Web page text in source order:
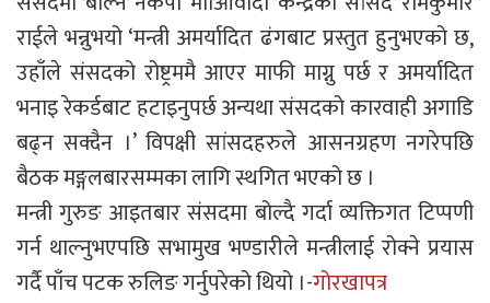
राईले भन्नुभयो ‘मन्त्री अमर्यादित ढंगबाट प्रस्तुत हुनुभएको छ,
उहाँले संसदको रोष्ट्रममै आएर माफी माग्नु पर्छ र अमर्यादित
भनाइ रेकर्डबाट हटाइनुपर्छ अन्यथा संसदको कारवाही अगाडि
बढ्न सक्दैन ।’ विपक्षी सांसदहरुले आसनग्रहण नगरेपछि
बैठक मङ्गलबारसम्मका लागि स्थगित भएको छ ।
मन्त्री गुरुङ आइतबार संसदमा बोल्दै गर्दा व्यक्तिगत टिप्पणी
गर्न थाल्नुभएपछि सभामुख भण्डारीले मन्त्रीलाई रोक्ने प्रयास
गर्दै पाँच पटक रुलिङ गर्नुपरेको थियो ।-गोरखापत्र